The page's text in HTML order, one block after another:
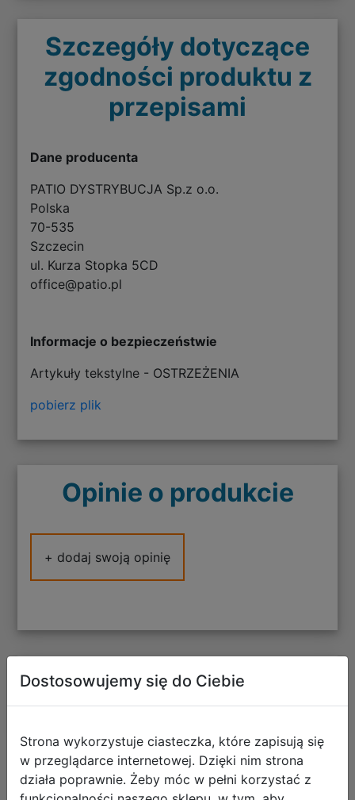
Szczegóły dotyczące
zgodności produktu z
przepisami
Dane producenta
PATIO DYSTRYBUCJA Sp.z o.o.
Polska
70-535
Szczecin
ul. Kurza Stopka 5CD
office@patio.pl
Informacje o bezpieczeństwie
Artykuły tekstylne - OSTRZEŻENIA
pobierz plik
Opinie o produkcie
+ dodaj swoją opinię
Polecane
CoolPack Zestaw Szkolny Stitch Gold
Dostosowujemy się do Ciebie
Strona wykorzystuje ciasteczka, które zapisują się
w przeglądarce internetowej. Dzięki nim strona
działa poprawnie. Żeby móc w pełni korzystać z